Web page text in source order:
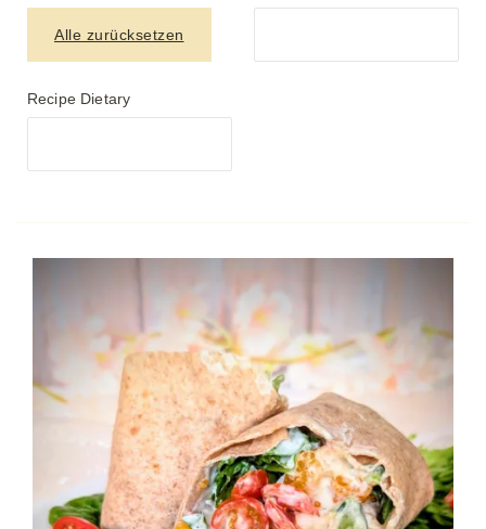
Alle zurücksetzen
Recipe Dietary